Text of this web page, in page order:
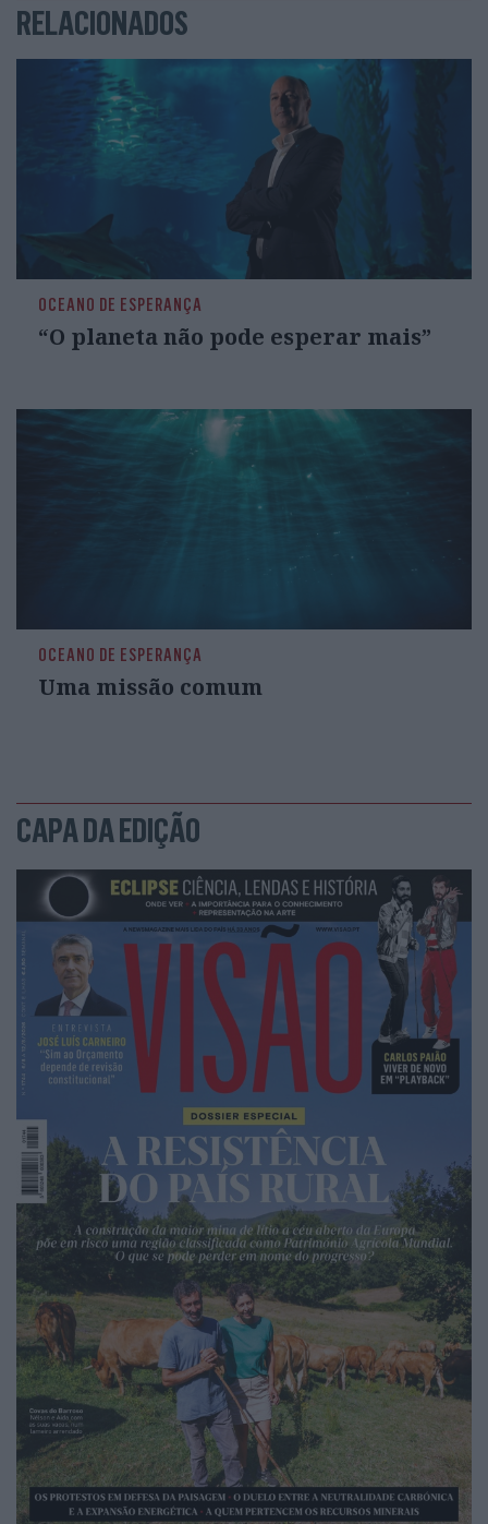
RELACIONADOS
OCEANO DE ESPERANÇA
“O planeta não pode esperar mais”
OCEANO DE ESPERANÇA
Uma missão comum
CAPA DA EDIÇÃO